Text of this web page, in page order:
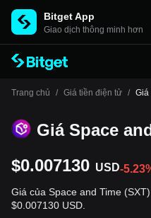
Bitget App
Giao dịch thông minh hơn
Trang chủ / Giá tiền điện tử / Giá
Giá Space
$0.007130 USD-
Giá của Space and Time
$0.007130 USD.